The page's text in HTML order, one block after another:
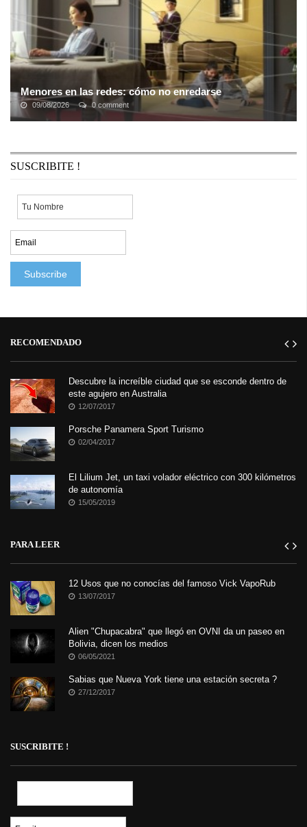
Menores en las redes: cómo no enredarse
09/08/2026 0 comment
15% de los niños de los 9-10 años tiene perfil (al menos) en
SUSCRIBITE !
RECOMENDADO
Descubre la increíble ciudad que se esconde dentro de
este agujero en Australia
12/07/2017
Porsche Panamera Sport Turismo
02/04/2017
El Lilium Jet, un taxi volador eléctrico con 300 kilómetros
de autonomía
15/05/2019
PARA LEER
12 Usos que no conocías del famoso Vick VapoRub
13/07/2017
Alien "Chupacabra" que llegó en OVNI da un paseo en
Bolivia, dicen los medios
06/05/2021
Sabias que Nueva York tiene una estación secreta ?
27/12/2017
SUSCRIBITE !